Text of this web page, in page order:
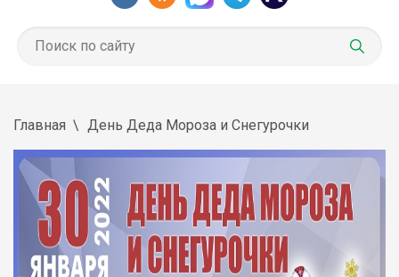
Главная День Деда Мороза и Снегурочки